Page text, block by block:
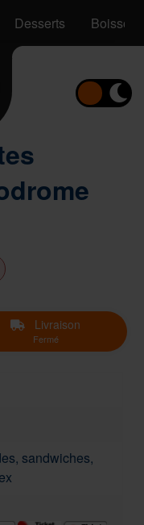
Desserts Boissons
Livraison
Fermé
sandwiches,